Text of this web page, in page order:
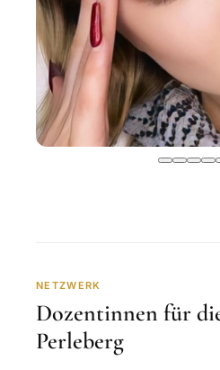
NETZWERK
Dozentinnen für
Perleberg